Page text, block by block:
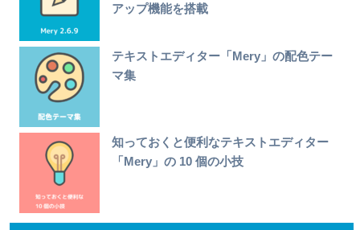
アップ機能を搭載
テキストエディター「Mery」の配色テー
マ集
知っておくと便利なテキストエディター
「Mery」の 10 個の小技